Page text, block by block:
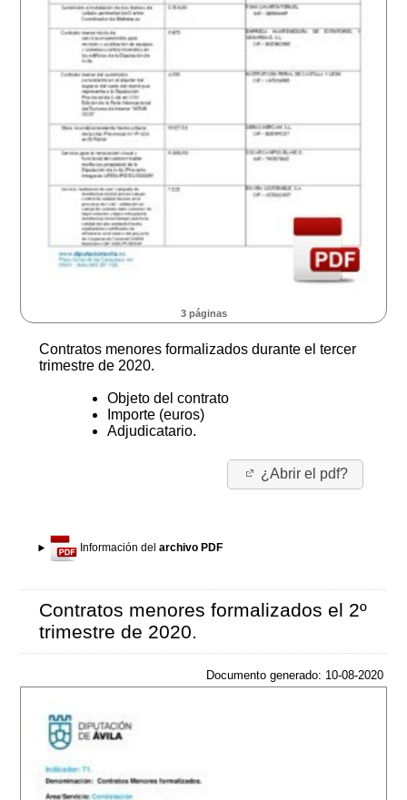
3 páginas
Contratos menores formalizados durante el tercer
trimestre de 2020.
Objeto del contrato
Importe (euros)
Adjudicatario.
¿Abrir el pdf?
Información delarchivo PDF
Contratos menores formalizados el 2º
trimestre de 2020.
Documento generado: 10-08-2020